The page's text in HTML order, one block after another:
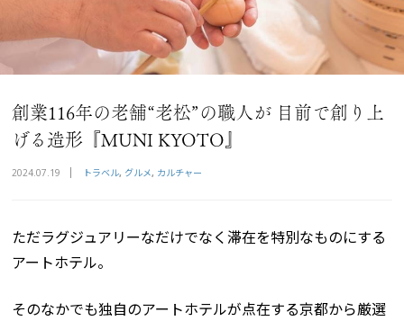
創業116年の老舗“老松”の職人が 目前で創り上
げる造形『MUNI KYOTO』
2024.07.19 トラベル グルメ カルチャー
ただラグジュアリーなだけでなく滞在を特別なものにする
アートホテル。
そのなかでも独自のアートホテルが点在する京都から厳選